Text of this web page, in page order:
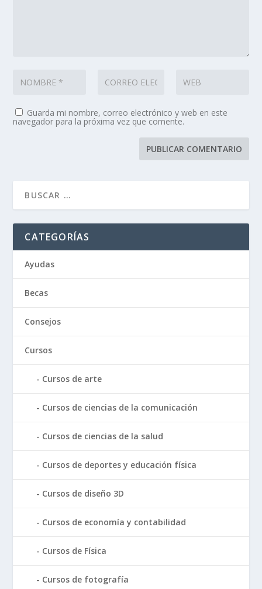
Guarda mi nombre, correo electrónico y web en este
navegador para la próxima vez que comente.
CATEGORÍAS
Ayudas
Becas
Consejos
Cursos
Cursos de arte
Cursos de ciencias de la comunicación
Cursos de ciencias de la salud
Cursos de deportes y educación física
Cursos de diseño 3D
Cursos de economía y contabilidad
Cursos de Física
Cursos de fotografía